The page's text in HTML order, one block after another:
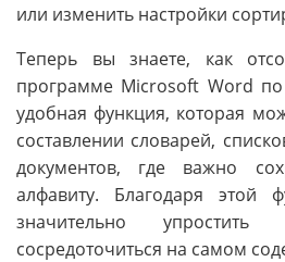
или изменить настройки
Теперь вы знаете, как
программе Microsoft Word
удобная функция, которая
составлении словарей,
документов, где важно
алфавиту. Благодаря этой
значительно
сосредоточиться на самом